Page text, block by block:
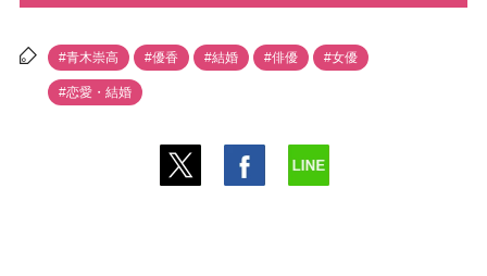
#青木崇高 #優香 #結婚 #俳優 #女優
#恋愛・結婚